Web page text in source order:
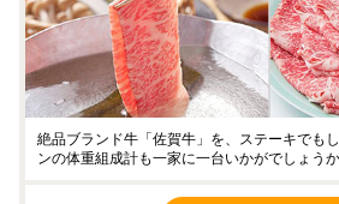
絶品ブランド牛「佐賀牛」を、ステーキでも
ンの体重組成計も一家に一台いかがでしょうか